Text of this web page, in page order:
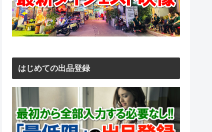
はじめての出品登録